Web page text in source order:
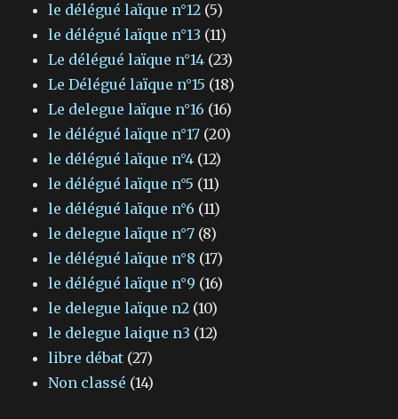
le délégué laïque n°12 (5)
le délégué laïque n°13 (11)
Le délégué laïque n°14 (23)
Le Délégué laïque n°15 (18)
Le delegue laïque n°16 (16)
le délégué laïque n°17 (20)
le délégué laïque n°4 (12)
le délégué laïque n°5 (11)
le délégué laïque n°6 (11)
le delegue laïque n°7 (8)
le délégué laïque n°8 (17)
le délégué laïque n°9 (16)
le delegue laïque n2 (10)
le delegue laique n3 (12)
libre débat (27)
Non classé (14)